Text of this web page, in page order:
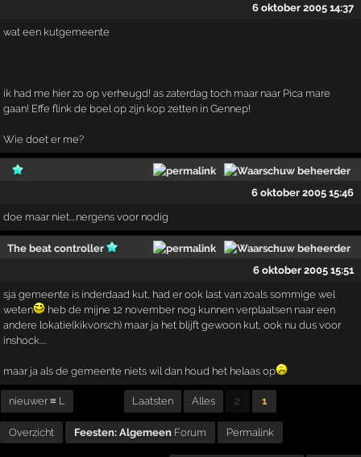
6 oktober 2005 14:37
wat een kutgemeente
ik had me hier zo op verheugd! as zaterdag toch maar naar Pica mare
gaan! Effe flink de boel op zijn kop zetten in Gennep!
Wie doet er me?
6 oktober 2005 15:46
doe maar niet....nergens voor nodig
The beat controller
6 oktober 2005 15:51
sja gemeente is inderdaad kut, had er ook last van zoals sommige wel
weten
heb de mijne 12 november nog kunnen verplaatsen naar een
andere lokatie(kikvorsch) maar ja het blijft gewoon kut, ook nu dus voor
inshock....
maar ja als de gemeente niets wil dan houd het helaas op
nieuwer ≡ L Laatsten Alles 2 1
Overzicht Feesten: Algemeen Forum Permalink